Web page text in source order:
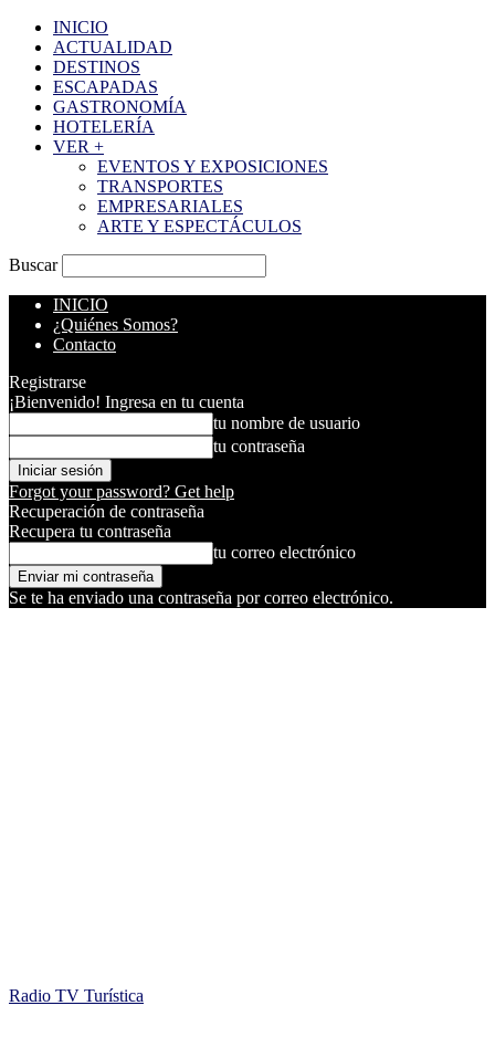
INICIO
ACTUALIDAD
DESTINOS
ESCAPADAS
GASTRONOMÍA
HOTELERÍA
VER +
EVENTOS Y EXPOSICIONES
TRANSPORTES
EMPRESARIALES
ARTE Y ESPECTÁCULOS
Buscar
INICIO
¿Quiénes Somos?
Contacto
Registrarse
¡Bienvenido! Ingresa en tu cuenta
tu nombre de usuario
tu contraseña
Forgot your password? Get help
Recuperación de contraseña
Recupera tu contraseña
tu correo electrónico
Se te ha enviado una contraseña por correo electrónico.
Radio TV Turística